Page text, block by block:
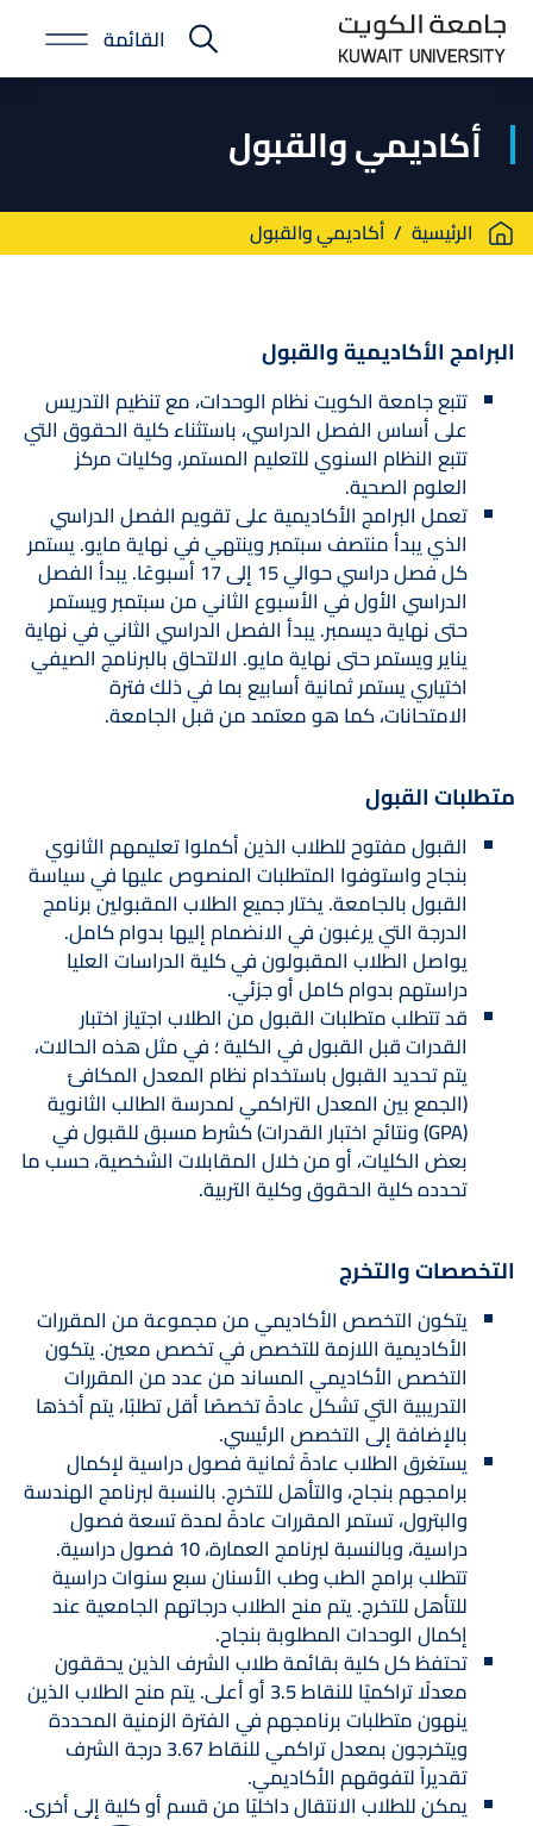
Skip
main
E-
Portal
القائمة
أكاديمي والقبول
Breadcrumb
الرئيسية أكاديمي والقبول
البرامج الأكاديمية والقبول
تتبع جامعة الكويت نظام الوحدات، مع تنظيم التدريس
على أساس الفصل الدراسي، باستثناء كلية الحقوق التي
تتبع النظام السنوي للتعليم المستمر، وكليات مركز
العلوم الصحية.
تعمل البرامج الأكاديمية على تقويم الفصل الدراسي
الذي يبدأ منتصف سبتمبر وينتهي في نهاية مايو. يستمر
كل فصل دراسي حوالي 15 إلى 17 أسبوعًا. يبدأ الفصل
الدراسي الأول في الأسبوع الثاني من سبتمبر ويستمر
حتى نهاية ديسمبر. يبدأ الفصل الدراسي الثاني في نهاية
يناير ويستمر حتى نهاية مايو. الالتحاق بالبرنامج الصيفي
اختياري يستمر ثمانية أسابيع بما في ذلك فترة
الامتحانات، كما هو معتمد من قبل الجامعة.
متطلبات القبول
القبول مفتوح للطلاب الذين أكملوا تعليمهم الثانوي
بنجاح واستوفوا المتطلبات المنصوص عليها في سياسة
القبول بالجامعة. يختار جميع الطلاب المقبولين برنامج
الدرجة التي يرغبون في الانضمام إليها بدوام كامل.
يواصل الطلاب المقبولون في كلية الدراسات العليا
دراستهم بدوام كامل أو جزئي.
قد تتطلب متطلبات القبول من الطلاب اجتياز اختبار
القدرات قبل القبول في الكلية ؛ في مثل هذه الحالات،
يتم تحديد القبول باستخدام نظام المعدل المكافئ
(الجمع بين المعدل التراكمي لمدرسة الطالب الثانوية
(GPA) ونتائج اختبار القدرات) كشرط مسبق للقبول في
بعض الكليات، أو من خلال المقابلات الشخصية، حسب ما
تحدده كلية الحقوق وكلية التربية.
التخصصات والتخرج
يتكون التخصص الأكاديمي من مجموعة من المقررات
الأكاديمية اللازمة للتخصص في تخصص معين. يتكون
التخصص الأكاديمي المساند من عدد من المقررات
التدريبية التي تشكل عادةً تخصصًا أقل تطلبًا، يتم أخذها
بالإضافة إلى التخصص الرئيسي.
يستغرق الطلاب عادةً ثمانية فصول دراسية لإكمال
برامجهم بنجاح، والتأهل للتخرج. بالنسبة لبرنامج الهندسة
والبترول، تستمر المقررات عادةً لمدة تسعة فصول
دراسية، وبالنسبة لبرنامج العمارة، 10 فصول دراسية.
تتطلب برامج الطب وطب الأسنان سبع سنوات دراسية
للتأهل للتخرج. يتم منح الطلاب درجاتهم الجامعية عند
إكمال الوحدات المطلوبة بنجاح.
تحتفظ كل كلية بقائمة طلاب الشرف الذين يحققون
معدلًا تراكميًا للنقاط 3.5 أو أعلى. يتم منح الطلاب الذين
ينهون متطلبات برنامجهم في الفترة الزمنية المحددة
ويتخرجون بمعدل تراكمي للنقاط 3.67 درجة الشرف
تقديراً لتفوقهم الأكاديمي.
يمكن للطلاب الانتقال داخليًا من قسم أو كلية إلى أخرى.